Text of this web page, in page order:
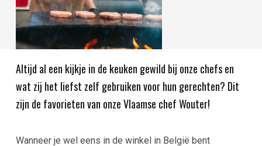
Altijd al een kijkje in de keuken gewild bij onze chefs en
wat zij het liefst zelf gebruiken voor hun gerechten? Dit
zijn de favorieten van onze Vlaamse chef Wouter!
Wanneer je wel eens in de winkel in België bent